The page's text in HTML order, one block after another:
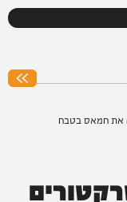
את חמאס בטבח